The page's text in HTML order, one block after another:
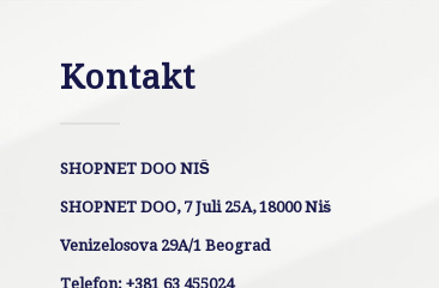
Kontakt
SHOPNET DOO NIŠ
SHOPNET DOO, 7 Juli 25A, 18000 Niš
Venizelosova 29A/1 Beograd
Telefon: +381 63 455024